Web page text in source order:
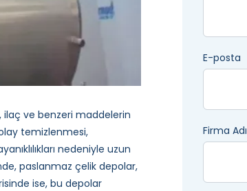
ilaç ve benzeri maddelerin
temizlenmesi,
nedeniyle uzun
paslanmaz çelik depolar,
ise, bu depolar
E-posta
Firma Adı